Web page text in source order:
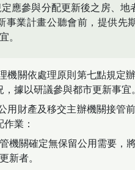
應參與分配更新後之房、地
業計畫公聽會前，提供先
。
機關依處理原則第七點規定
據以研議參與都市更新事宜。
用財產及移交主辦機關接管
業：
機關確定無保留公用需要，
新者。